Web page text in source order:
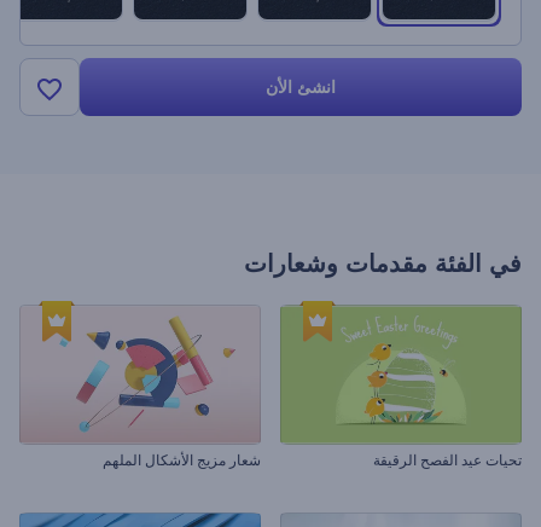
انشئ الأن
في الفئة مقدمات وشعارات
تحيات عيد الفصح الرقيقة شعار مزيج الأشكال الملهم